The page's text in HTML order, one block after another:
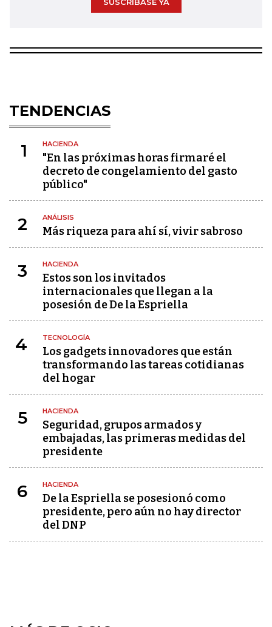
TENDENCIAS
1 HACIENDA
"En las próximas horas firmaré el
decreto de congelamiento del gasto
público"
2 ANÁLISIS
Más riqueza para ahí sí, vivir sabroso
3 HACIENDA
Estos son los invitados
internacionales que llegan a la
posesión de De la Espriella
4 TECNOLOGÍA
Los gadgets innovadores que están
transformando las tareas cotidianas
del hogar
5 HACIENDA
Seguridad, grupos armados y
embajadas, las primeras medidas del
presidente
6 HACIENDA
De la Espriella se posesionó como
presidente, pero aún no hay director
del DNP